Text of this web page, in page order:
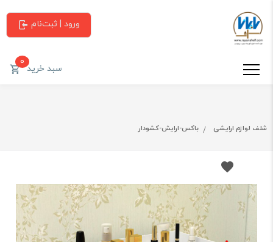
ورود | ثبت‌نام
سبد خرید0
شلف لوازم ارایشی باکس-ارایش-کشودار